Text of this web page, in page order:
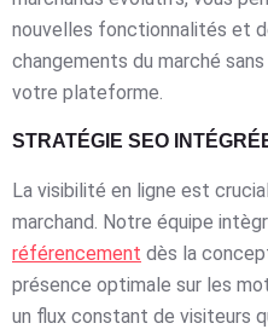
nouvelles fonctionnalités et
changements du marché
votre plateforme.
STRATÉGIE SEO
La visibilité en ligne est
marchand. Notre équipe
référencement dès la
présence optimale sur les
un flux constant de visiteurs